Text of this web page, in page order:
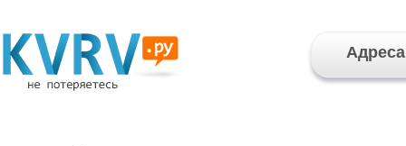
Адреса